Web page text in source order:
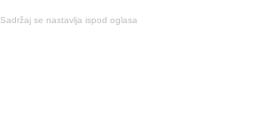
Sadržaj se nastavlja ispod oglasa